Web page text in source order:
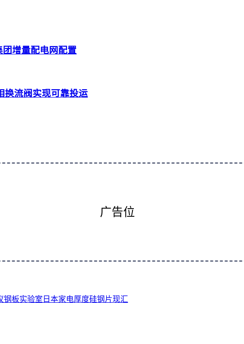
增量配电网配置
换流阀实现可靠投运
广告位
钢板实验室 日本家电厚度硅钢片现汇